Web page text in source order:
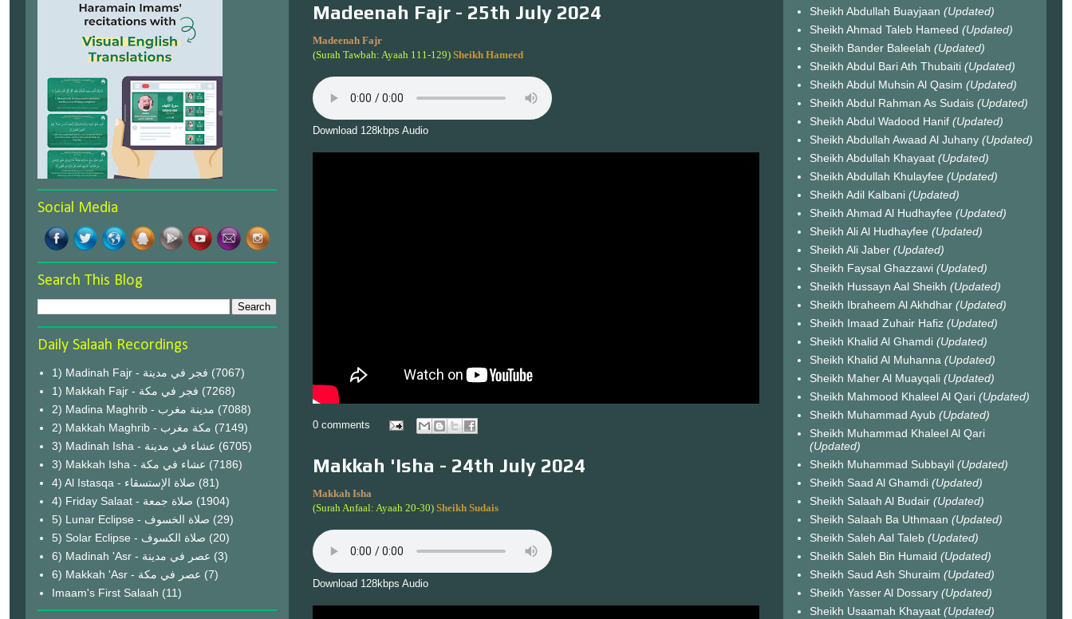
Madeenah Fajr - 25th July 2024
Madeenah Fajr
(Surah Tawbah: Ayaah 111-129) Sheikh Hameed
Download 128kbps Audio
0 comments
Makkah 'Isha - 24th July 2024
Makkah Isha
(Surah Anfaal: Ayaah 20-30) Sheikh Sudais
Download 128kbps Audio
Social Media
Search This Blog
Daily Salaah Recordings
1) Madinah Fajr - فجر في مدينة (7067)
1) Makkah Fajr - فجر في مكة (7268)
2) Madina Maghrib - مدينة مغرب (7088)
2) Makkah Maghrib - مكة مغرب (7149)
3) Madinah Isha - عشاء في مدينة (6705)
3) Makkah Isha - عشاء في مكة (7186)
4) Al Istasqa - صلاة الإستسقاء (81)
4) Friday Salaat - صلاة جمعة (1904)
5) Lunar Eclipse - صلاة الخسوف (29)
(20)
6) Madinah 'Asr - عصر في مدينة (3)
6) Makkah 'Asr - عصر في مكة (7)
Imaam's First Salaah (11)
Sheikh Abdullah Buayjaan (Updated)
Sheikh Ahmad Taleb Hameed (Updated)
Sheikh Bander Baleelah (Updated)
Sheikh Abdul Bari Ath Thubaiti (Updated)
Sheikh Abdul Muhsin Al Qasim (Updated)
Sheikh Abdul Rahman As Sudais (Updated)
Sheikh Abdul Wadood Hanif (Updated)
Sheikh Abdullah Awaad Al Juhany (Updated)
Sheikh Abdullah Khayaat (Updated)
Sheikh Abdullah Khulayfee (Updated)
Sheikh Adil Kalbani (Updated)
Sheikh Ahmad Al Hudhayfee (Updated)
Sheikh Ali Al Hudhayfee (Updated)
Sheikh Ali Jaber (Updated)
Sheikh Faysal Ghazzawi (Updated)
Sheikh Hussayn Aal Sheikh (Updated)
Sheikh Ibraheem Al Akhdhar (Updated)
Sheikh Imaad Zuhair Hafiz (Updated)
Sheikh Khalid Al Ghamdi (Updated)
Sheikh Khalid Al Muhanna (Updated)
Sheikh Maher Al Muayqali (Updated)
Sheikh Mahmood Khaleel Al Qari (Updated)
Sheikh Muhammad Ayub (Updated)
Sheikh Muhammad Khaleel Al Qari
(Updated)
Sheikh Muhammad Subbayil (Updated)
Sheikh Saad Al Ghamdi (Updated)
Sheikh Salaah Al Budair (Updated)
Sheikh Salaah Ba Uthmaan (Updated)
Sheikh Saleh Aal Taleb (Updated)
Sheikh Saleh Bin Humaid (Updated)
Sheikh Saud Ash Shuraim (Updated)
Sheikh Yasser Al Dossary (Updated)
Sheikh Usaamah Khayaat (Updated)